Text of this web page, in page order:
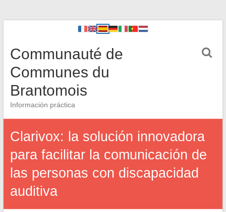
Communauté de
Communes du
Brantomois
Información práctica
Clarivox: la solución innovadora
para facilitar la comunicación de
las personas con discapacidad
auditiva